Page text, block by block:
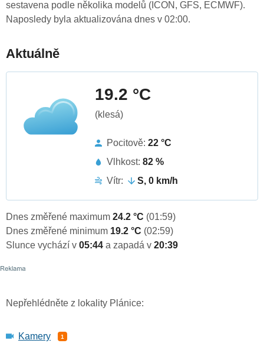
sestavena podle několika modelů (ICON, GFS, ECMWF).
Naposledy byla aktualizována dnes v 02:00.
Aktuálně
19.2 °C
(klesá)
Pocitově: 22 °C
Vlhkost: 82 %
Vítr:
S, 0 km/h
Dnes změřené maximum 24.2 °C (01:59)
Dnes změřené minimum 19.2 °C (02:59)
Slunce vychází v 05:44 a zapadá v 20:39
Nepřehlédněte z lokality Plánice:
Kamery 1